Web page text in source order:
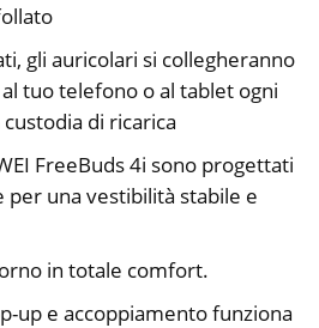
gli auricolari si collegheranno
tuo telefono o al tablet ogni
di ricarica
FreeBuds 4i sono progettati
una vestibilità stabile e
in totale comfort.
up e accoppiamento funziona